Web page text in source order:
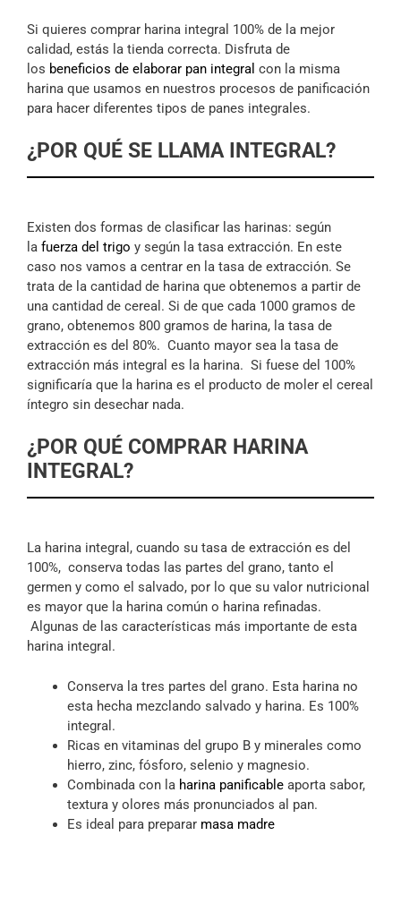
Si quieres comprar harina integral 100% de la mejor
calidad, estás la tienda correcta. Disfruta de
los beneficios de elaborar pan integral con la misma
harina que usamos en nuestros procesos de panificación
para hacer diferentes tipos de panes integrales.
¿POR QUÉ SE LLAMA INTEGRAL?
Existen dos formas de clasificar las harinas: según
la fuerza del trigo y según la tasa extracción. En este
caso nos vamos a centrar en la tasa de extracción. Se
trata de la cantidad de harina que obtenemos a partir de
una cantidad de cereal. Si de que cada 1000 gramos de
grano, obtenemos 800 gramos de harina, la tasa de
extracción es del 80%. Cuanto mayor sea la tasa de
extracción más integral es la harina. Si fuese del 100%
significaría que la harina es el producto de moler el cereal
íntegro sin desechar nada.
¿POR QUÉ COMPRAR HARINA
INTEGRAL?
La harina integral, cuando su tasa de extracción es del
100%, conserva todas las partes del grano, tanto el
germen y como el salvado, por lo que su valor nutricional
es mayor que la harina común o harina refinadas.
Algunas de las características más importante de esta
harina integral.
Conserva la tres partes del grano. Esta harina no
esta hecha mezclando salvado y harina. Es 100%
integral.
Ricas en vitaminas del grupo B y minerales como
hierro, zinc, fósforo, selenio y magnesio.
Combinada con la harina panificable aporta sabor,
textura y olores más pronunciados al pan.
Es ideal para preparar masa madre